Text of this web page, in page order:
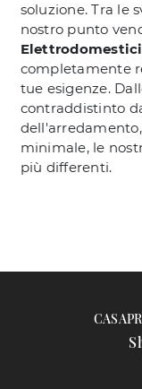
soluzione. Tra le
nostro punto
Elettrodomestici
completamente
tue esigenze.
contraddistinto
minimale, le
più differenti.